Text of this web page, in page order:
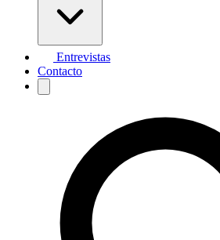
Entrevistas
Contacto